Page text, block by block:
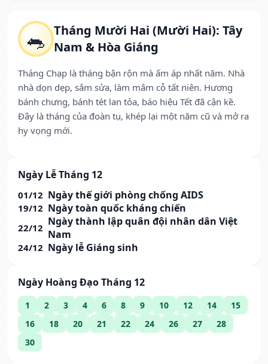
🐀 Tháng Mười Hai (Mười Hai): Tây
Nam & Hòa Giáng
Tháng Chạp là tháng bận rộn mà ấm áp nhất năm. Nhà
nhà dọn dẹp, sắm sửa, làm mâm cỗ tất niên. Hương
bánh chưng, bánh tét lan tỏa, báo hiệu Tết đã cận kề.
Đây là tháng của đoàn tụ, khép lại một năm cũ và mở ra
hy vọng mới.
Ngày Lễ Tháng 12
01/12 Ngày thế giới phòng chống AIDS
19/12 Ngày toàn quốc kháng chiến
22/12 Ngày thành lập quân đội nhân dân Việt
Nam
24/12 Ngày lễ Giáng sinh
Ngày Hoàng Đạo Tháng 12
1 2 3 4 6 8 9 10 12 14
15
16
18 20 21 22 24 26 27
28
30